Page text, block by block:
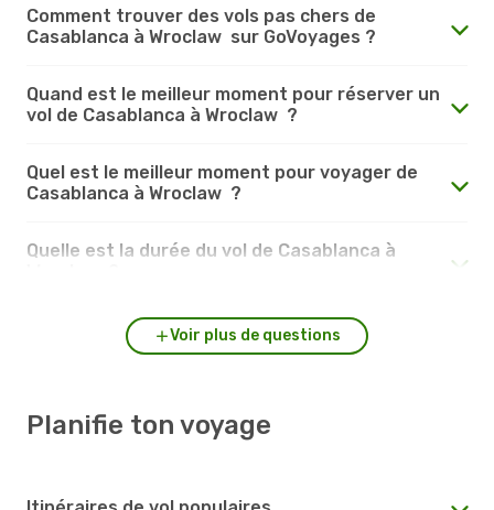
Comment trouver des vols pas chers de
Casablanca à Wroclaw sur GoVoyages ?
Quand est le meilleur moment pour réserver un
vol de Casablanca à Wroclaw ?
Quel est le meilleur moment pour voyager de
Casablanca à Wroclaw ?
Quelle est la durée du vol de Casablanca à
Voir plus de questions
Planifie ton voyage